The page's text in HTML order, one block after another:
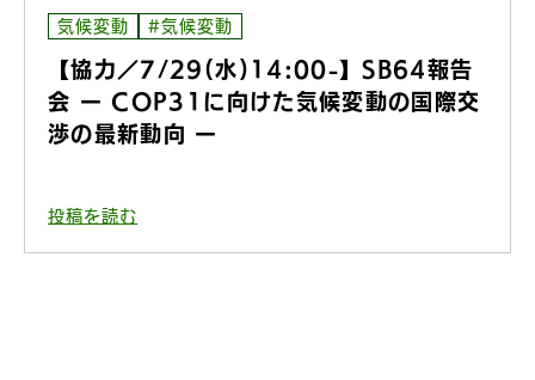
気候変動 #気候変動
【協力／7/29(水)14:00-】SB64報告
会 ー COP31に向けた気候変動の国際交
渉の最新動向 ー
投稿を読む